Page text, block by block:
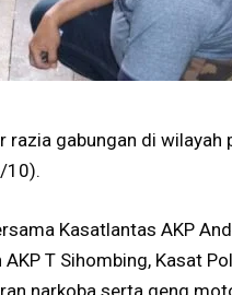
razia gabungan di wilayah
10).
Kasatlantas AKP
T Sihombing, Kasat
narkoba serta geng